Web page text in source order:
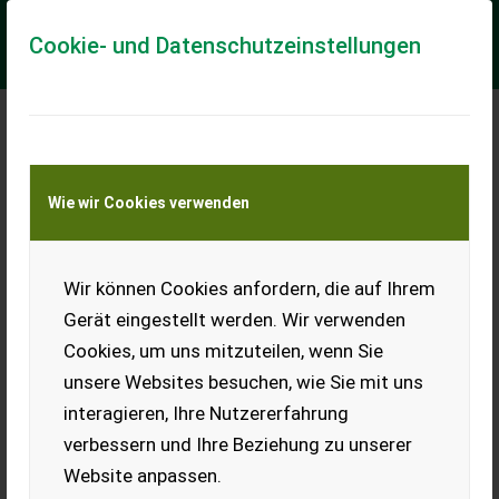
Cookie- und Datenschutzeinstellungen
Wie wir Cookies verwenden
Wir können Cookies anfordern, die auf Ihrem
Gerät eingestellt werden. Wir verwenden
Cookies, um uns mitzuteilen, wenn Sie
unsere Websites besuchen, wie Sie mit uns
interagieren, Ihre Nutzererfahrung
verbessern und Ihre Beziehung zu unserer
Website anpassen.
Meine Transportkostenanfrage
Transport von Land- und Baumaschinen –
KEINE Tiertransporte
Forststiefel Rozes
Wood S3
Der robuste
Schnittschutzstiefel Rozes
Wood S3 ist ein hochwertiger
Stiefel, der sich ideal für
anspruchsvolle Arbeiten im
Gelände eignet. Der Stiefel